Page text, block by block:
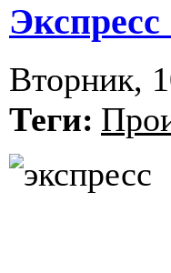
Вторник,
Теги: